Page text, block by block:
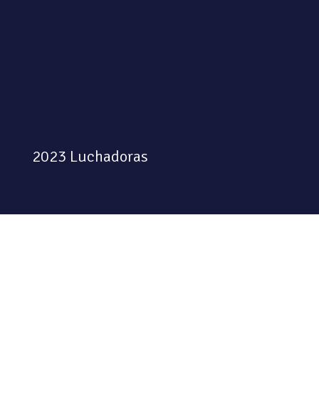
2023 Luchadoras